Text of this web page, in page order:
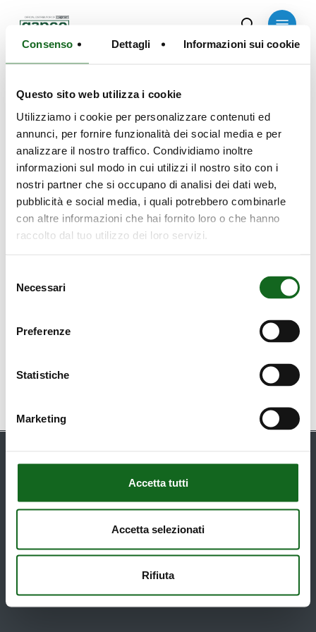
Consenso Dettagli Informazioni sui cookie
Questo sito web utilizza i cookie
Utilizziamo i cookie per personalizzare contenuti ed
annunci, per fornire funzionalità dei social media e per
analizzare il nostro traffico. Condividiamo inoltre
informazioni sul modo in cui utilizzi il nostro sito con i
nostri partner che si occupano di analisi dei dati web,
pubblicità e social media, i quali potrebbero combinarle
con altre informazioni che hai fornito loro o che hanno
raccolto dal tuo utilizzo dei loro servizi.
delNecessari
Preferenze
Statistiche
Marketing
Accetta tutti
Accetta selezionati
Rifiuta
main
content
Menu
Drainage pumps
No items found
© 2026 qapco. Caprari Spa Via Emilia Ovest 900 - 41123
Modena - Tel. +39 059897611 P. IVA n° 01779310364
Privacy Policy-Cookie Policy